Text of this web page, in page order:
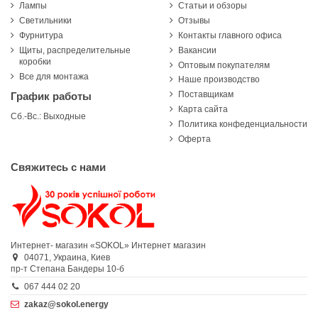
Лампы
Светильники
Фурнитура
Щиты, распределительные
коробки
Все для монтажа
График работы
Сб.-Вс.: Выходные
Статьи и обзоры
Отзывы
Контакты главного офиса
Вакансии
Оптовым покупателям
Наше производство
Поставщикам
Карта сайта
Политика конфеденциальности
Оферта
Свяжитесь с нами
Интернет- магазин «SOKOL» Интернет магазин
04071, Украина, Киев
пр-т Степана Бандеры 10-б
067 444 02 20
zakaz@sokol.energy